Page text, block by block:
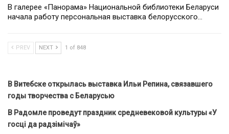
В галерее «Панорама» Национальной библиотеки Беларуси
начала работу персональная выставка белорусского…
PREV NEXT 1 of 848
В Витебске открылась выставка Ильи Репина, связавшего
годы творчества с Беларусью
В Радомле проведут праздник средневековой культуры «У
госці да радзімічаў»